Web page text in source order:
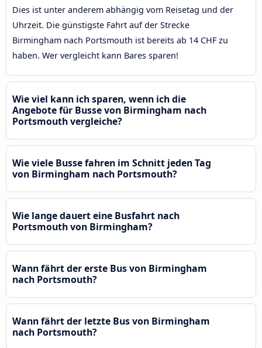
Dies ist unter anderem abhängig vom Reisetag und der
Uhrzeit. Die günstigste Fahrt auf der Strecke
Birmingham nach Portsmouth ist bereits ab 14 CHF zu
haben. Wer vergleicht kann Bares sparen!
Wie viel kann ich sparen, wenn ich die
Angebote für Busse von Birmingham nach
Portsmouth vergleiche?
Wie viele Busse fahren im Schnitt jeden Tag
von Birmingham nach Portsmouth?
Wie lange dauert eine Busfahrt nach
Portsmouth von Birmingham?
Wann fährt der erste Bus von Birmingham
nach Portsmouth?
Wann fährt der letzte Bus von Birmingham
nach Portsmouth?